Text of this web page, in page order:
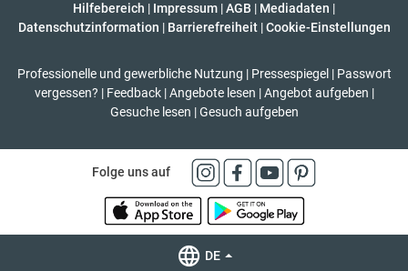
Hilfebereich | Impressum |AGB | Mediadaten |
Datenschutzinformation | Barrierefreiheit | Cookie-Einstellungen
Professionelle und gewerbliche Nutzung | Pressespiegel | Passwort
vergessen? | Feedback | Angebote lesen | Angebot aufgeben |
Gesuche lesen | Gesuch aufgeben
Folge uns auf
DE